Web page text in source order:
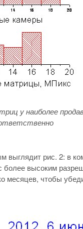
у наиболее
выглядит рис. 2: в
высоким
месяцев, чтобы